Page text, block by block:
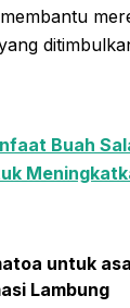
Buah
untuk
Lambung